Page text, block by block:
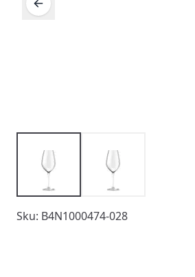
Sku: B4N1000474-028